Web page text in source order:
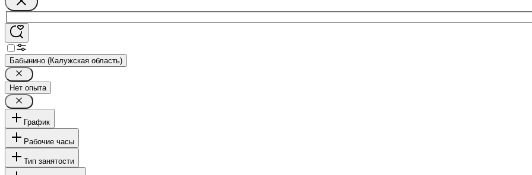
Бабынино (Калужская область)
Нет опыта
График
Рабочие часы
Тип занятости